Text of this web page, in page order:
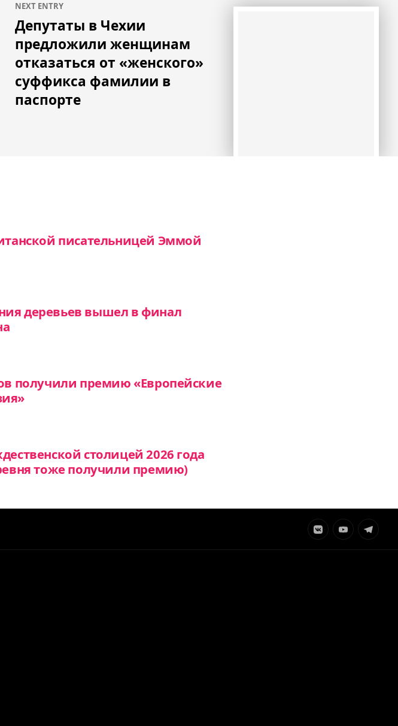
NEXT ENTRY
Депутаты в Чехии
предложили женщинам
отказаться от «женского»
суффикса фамилии в
паспорте
писательницей Эммой
деревьев вышел в финал
получили премию «Европейские
столицей 2026 года
тоже получили премию)
ЭлементЭлементЭлемент